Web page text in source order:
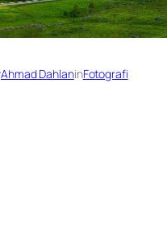
Ahmad DahlaninFotografi